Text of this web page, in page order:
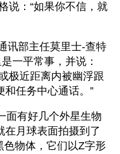
说：“如果你不信，就
讯部主任莫里士-查特
一平常事，并说：
极近距离内被幽浮跟
和任务中心通话。”
面有好几个外星生物
在月球表面拍摄到了
物体，它们以Z字形